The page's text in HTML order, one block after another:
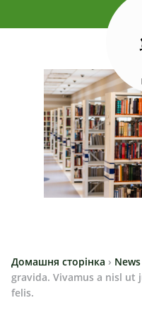
Домашня сторінка › News
gravida. Vivamus a nisl
felis.